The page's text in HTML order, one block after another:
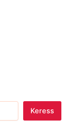
Keress